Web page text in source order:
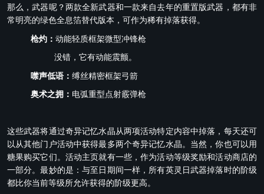
那么，武器呢？两款全新武器和一款来自去年的重置版武器，都有非
常明亮的绿色全息箔替代版本，可作为稀有掉落获得。
枪灼： 动能轻质框架微型冲锋枪
没错，它有动能震颤。
噤声低语： 缚丝精密框架弓箭
奥术之拥： 电弧重型点射霰弹枪
这些武器将通过奇异记忆水晶从两项活动特定内容中掉落，每天还可
以从其他门户活动中获得最多两个奇异记忆水晶。当然，你也可以用
糖果购买它们。活动主页就有一些，作为活动等级奖励和活动商店的
一部分。最妙的是：与至日期间一样，所有英灵日武器掉落时的阶级
都比你当前等级所允许获得的阶级更高。